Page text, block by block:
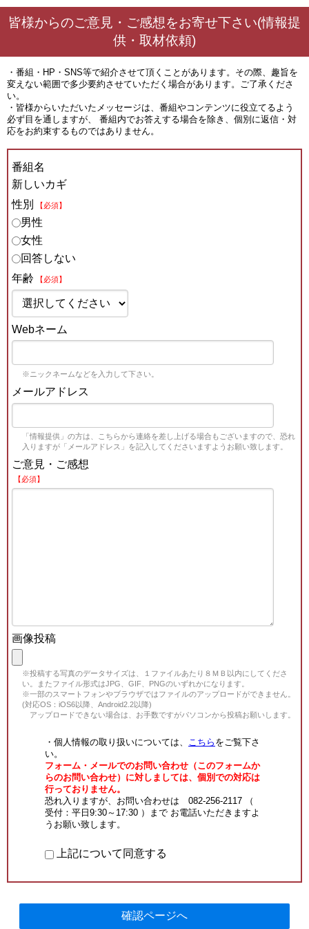
皆様からのご意見・ご感想をお寄せ下さい(情報提
供・取材依頼)
・番組・HP・SNS等で紹介させて頂くことがあります。その際、趣旨を
変えない範囲で多少要約させていただく場合があります。ご了承くださ
い。
・皆様からいただいたメッセージは、番組やコンテンツに役立てるよう
必ず目を通しますが、 番組内でお答えする場合を除き、個別に返信・対
応をお約束するものではありません。
番組名
新しいカギ
性別
【必須】
男性
女性
回答しない
年齢
【必須】
Webネーム
※ニックネームなどを入力して下さい。
メールアドレス
「情報提供」の方は、こちらから連絡を差し上げる場合もございますので、恐れ
入りますが「メールアドレス」を記入してくださいますようお願い致します。
ご意見・ご感想
【必須】
画像投稿
※投稿する写真のデータサイズは、１ファイルあたり８ＭＢ以内にしてくださ
い。またファイル形式はJPG、GIF、PNGのいずれかになります。
※一部のスマートフォンやブラウザではファイルのアップロードができません。
(対応OS：iOS6以降、Android2.2以降)
アップロードできない場合は、お手数ですがパソコンから投稿お願いします。
・個人情報の取り扱いについては、 こちら をご覧下さ
い。
フォーム・メールでのお問い合わせ（このフォームか
らのお問い合わせ）に対しましては、個別での対応は
行っておりません。
恐れ入りますが、お問い合わせは 082-256-2117 （
受付：平日9:30～17:30 ）まで お電話いただきますよ
うお願い致します。
上記について同意する
確認ページへ